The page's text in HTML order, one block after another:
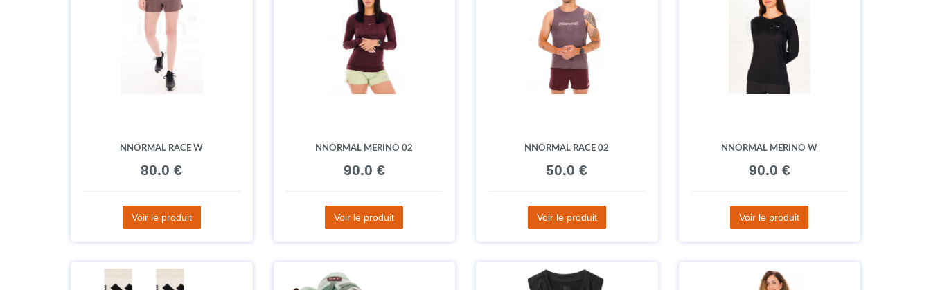
NNORMAL RACE W
80.0 €
Voir le produit
NNORMAL MERINO 02
90.0 €
Voir le produit
NNORMAL RACE 02
50.0 €
Voir le produit
NNORMAL MERINO W
90.0 €
Voir le produit